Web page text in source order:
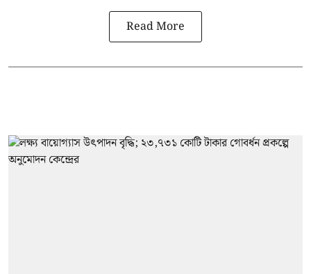
Read More